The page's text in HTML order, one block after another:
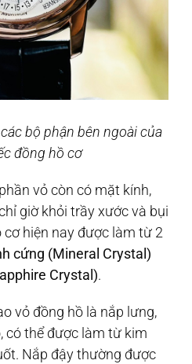
bộ phận bên ngoài của
đồng hồ cơ
vỏ còn có mặt kính,
giờ khỏi trầy xước và bụi
hiện nay được làm từ 2
cứng (Mineral Crystal)
Crystal).
vỏ đồng hồ là nắp lưng,
có thể được làm từ kim
Nắp đậy thường được